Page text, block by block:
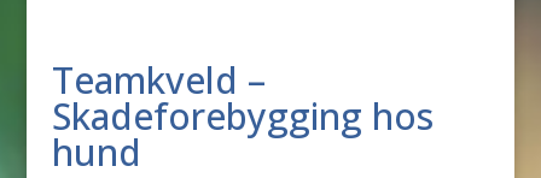
Teamkveld –
Skadeforebygging hos
hund